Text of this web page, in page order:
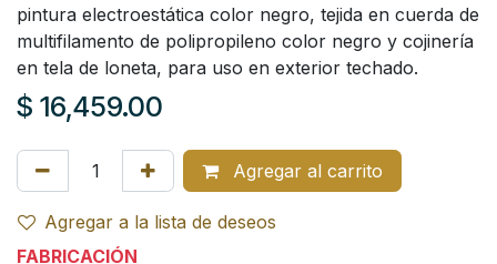
pintura electroestática color negro, tejida en cuerda de
multifilamento de polipropileno color negro y cojinería
en tela de loneta, para uso en exterior techado.
$ 16,459.00
Agregar al carrito
Agregar a la lista de deseos
FABRICACIÓN